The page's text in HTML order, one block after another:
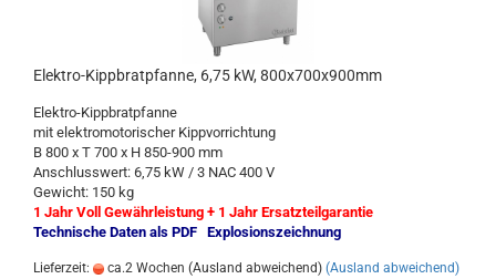
Elektro-Kippbratpfanne, 6,75 kW, 800x700x900mm
Elektro-Kippbratpfanne
mit elektromotorischer Kippvorrichtung
B 800 x T 700 x H 850-900 mm
Anschlusswert: 6,75 kW / 3 NAC 400 V
Gewicht: 150 kg
1 Jahr Voll Gewährleistung + 1 Jahr Ersatzteilgarantie
Technische Daten als PDF Explosionszeichnung
Lieferzeit: ca.2 Wochen (Ausland abweichend) (Ausland abweichend)